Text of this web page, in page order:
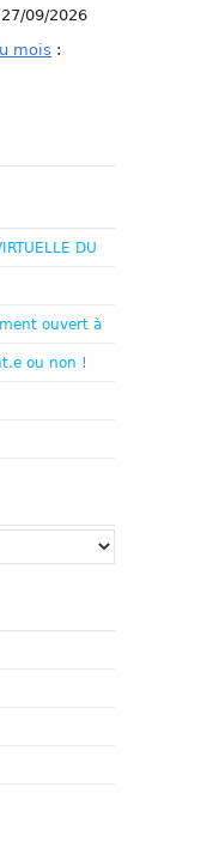
09/2026
mois :
DU
ouvert à
ou non !